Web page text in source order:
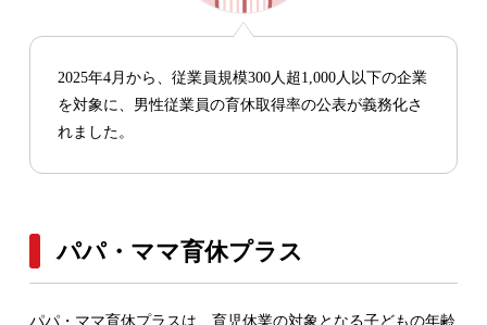
2025年4月から、従業員規模300人超1,000人以下の企業
を対象に、男性従業員の育休取得率の公表が義務化さ
れました。
パパ・ママ育休プラス
パパ・ママ育休プラスは、育児休業の対象となる子どもの年齢